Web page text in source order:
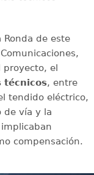
de este
proyecto, el
técnicos, entre
tendido eléctrico,
de vía y la
compensación.